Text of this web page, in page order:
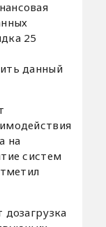
25
данный
на
систем
дозагрузка